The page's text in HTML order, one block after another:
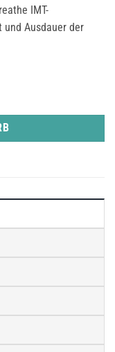
IMT-
Ausdauer der
Software Menge